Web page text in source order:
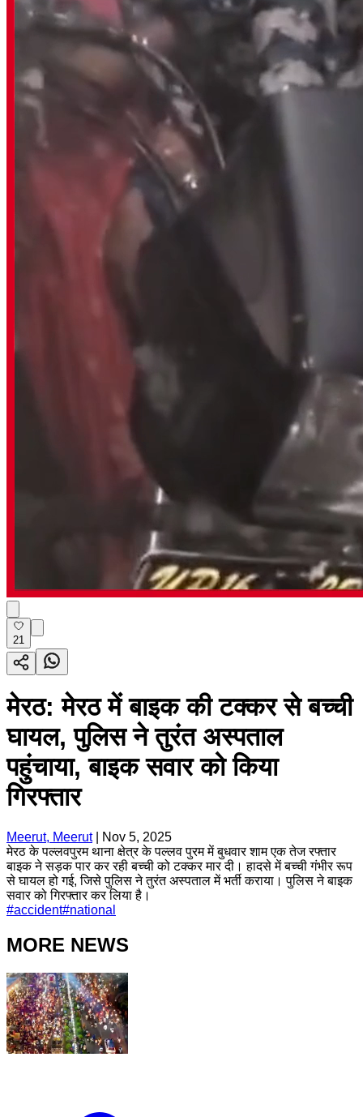
21
मेरठ: मेरठ में बाइक की टक्कर से बच्ची
घायल, पुलिस ने तुरंत अस्पताल
पहुंचाया, बाइक सवार को किया
गिरफ्तार
Meerut, Meerut|
Nov 5, 2025
मेरठ के पल्लवपुरम थाना क्षेत्र के पल्लव पुरम में बुधवार शाम एक तेज रफ्तार
बाइक ने सड़क पार कर रही बच्ची को टक्कर मार दी। हादसे में बच्ची गंभीर रूप
से घायल हो गई, जिसे पुलिस ने तुरंत अस्पताल में भर्ती कराया। पुलिस ने बाइक
सवार को गिरफ्तार कर लिया है।
#accident#national
MORE NEWS